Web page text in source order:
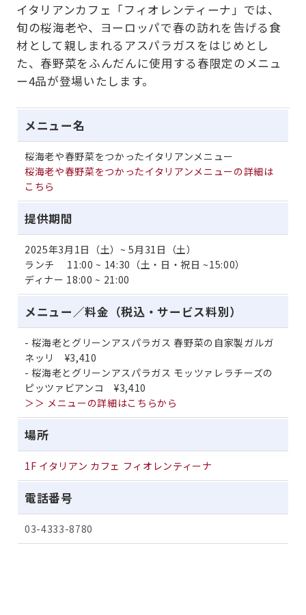
イタリアンカフェ「フィオレンティーナ」では、
旬の桜海老や、ヨーロッパで春の訪れを告げる食
材として親しまれるアスパラガスをはじめとし
た、春野菜をふんだんに使用する春限定のメニュ
ー4品が登場いたします。
メニュー名
桜海老や春野菜をつかったイタリアンメニュー
桜海老や春野菜をつかったイタリアンメニューの詳細は
こちら
提供期間
2025年3月1日（土）~ 5月31日（土）
ランチ 11:00 ~ 14:30（土・日・祝日 ~15:00）
ディナー 18:00 ~ 21:00
メニュー／料金（税込・サービス料別）
桜海老とグリーンアスパラガス 春野菜の自家製ガルガ
ネッリ ¥3,410
桜海老とグリーンアスパラガス モッツァレラチーズの
ピッツァビアンコ ¥3,410
＞＞ メニューの詳細はこちらから
場所
1F イタリアン カフェ フィオレンティーナ
電話番号
03-4333-8780